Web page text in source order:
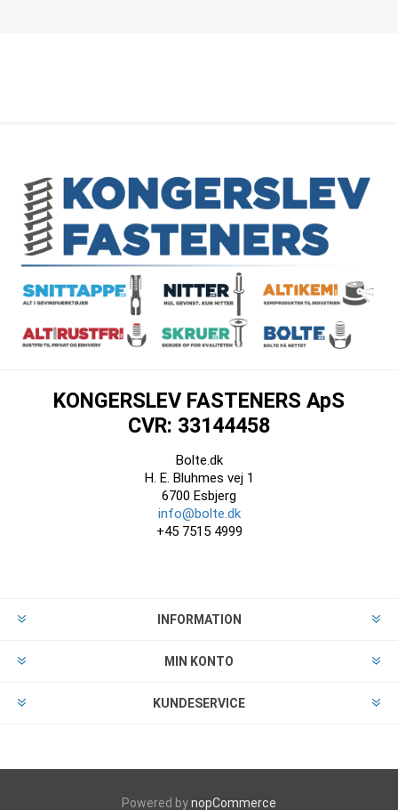
KONGERSLEV FASTENERS ApS
CVR: 33144458
Bolte.dk
H. E. Bluhmes vej 1
6700 Esbjerg
info@bolte.dk
+45 7515 4999
INFORMATION
MIN KONTO
KUNDESERVICE
Powered bynopCommerce